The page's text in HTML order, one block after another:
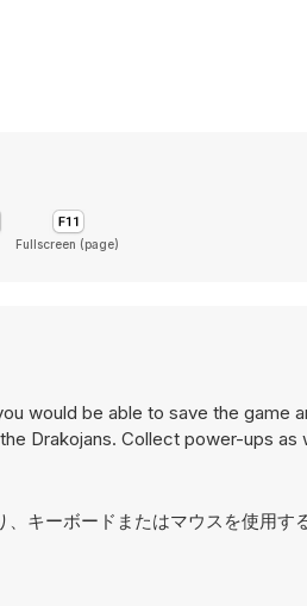
Fullscreen (page)
would be able to save the game
Drakojans. Collect power-ups as
キーボードまたはマウスを使用す